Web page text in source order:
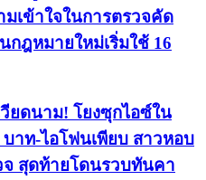
เข้าใจในการตรวจคัด
กฎหมายใหม่เริ่มใช้ 16
ยดนาม! โยงซุกไอซ์ใน
าท-ไอโฟนเพียบ สาวหอบ
จ สุดท้ายโดนรวบทันคา